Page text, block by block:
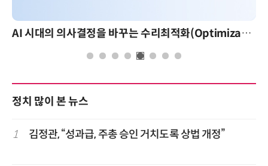
AI 시대의 의사결정을 바꾸는 수리최적화(Optimization): 실제 산업 적용 사례와 활용 전략
정치 많이 본 뉴스
1 김정관, “성과급, 주총 승인 거치도록 상법 개정”